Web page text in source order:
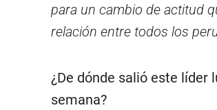
para un cambio de actitud
relación entre todos los
¿De dónde salió este líder
semana?